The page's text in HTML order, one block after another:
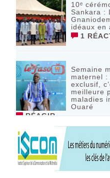
10ᵉ
Sankara :
idéaux en
1
Semaine
maternel :
exclusif,
meilleure
maladies
Ouaré
RÉAGIR